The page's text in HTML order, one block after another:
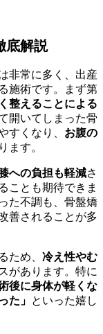
底解説
非常に多く、出産
施術です。まず第
整えることによる
開いてしまった骨
すくなり、 お腹の
ます。
への負担も軽減さ
ことも期待できま
た不調も、骨盤矯
善されることが多
ため、 冷え性やむ
があります。特に
後に身体が軽くな
た」 といった嬉し